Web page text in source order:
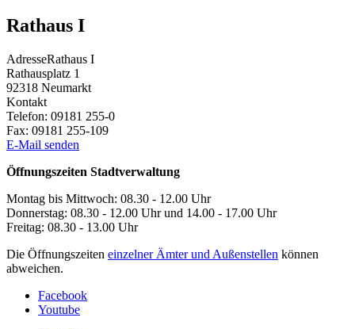
Rathaus I
AdresseRathaus I
Rathausplatz 1
92318 Neumarkt
Kontakt
Telefon: 09181 255-0
Fax: 09181 255-109
E-Mail senden
Öffnungszeiten Stadtverwaltung
Montag bis Mittwoch: 08.30 - 12.00 Uhr
Donnerstag: 08.30 - 12.00 Uhr und 14.00 - 17.00 Uhr
Freitag: 08.30 - 13.00 Uhr
Die Öffnungszeiten einzelner Ämter und Außenstellen können
abweichen.
Facebook
Youtube